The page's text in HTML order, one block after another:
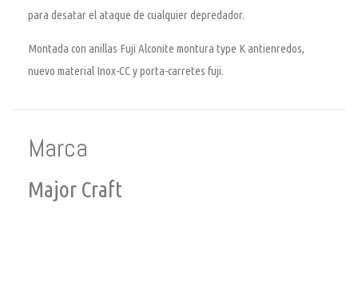
para desatar el ataque de cualquier depredador.
Montada con anillas Fuji Alconite montura type K antienredos,
nuevo material Inox-CC y porta-carretes fuji.
Marca
Major Craft